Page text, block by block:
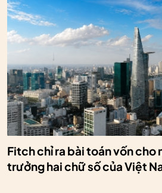
Fitch chỉ ra bài toán vốn cho
trưởng hai chữ số của Việt